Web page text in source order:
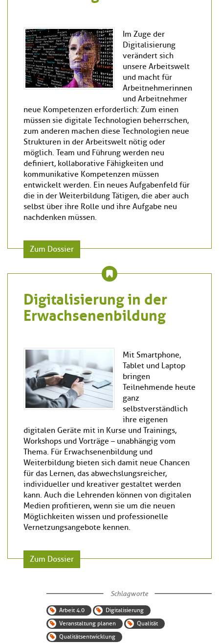
Im Zuge der
Digitalisierung
verändert sich
unsere Arbeitswelt
und macht für
Arbeitnehmerinnen
und Arbeitnehmer
neue Kompetenzen erforderlich: Zum einen
müssen sie digitale Technologien beherrschen,
zum anderen machen diese Technologien neue
Strukturen in der Arbeitswelt nötig oder
möglich. Team und Führung werden neu
definiert, kollaborative Fähigkeiten und
kommunikative Kompetenzen müssen
entwickelt werden. Ein neues Aufgabenfeld für
die in der Weiterbildung Tätigen, die aber auch
selbst über ihre Rolle und ihre Aufgabe neu
nachdenken müssen.
Zum Dossier
Digitalisierung in der
Erwachsenenbildung
Mit Smartphone,
Tablet und Laptop
bringen
Teilnehmende heute
ganz
selbstverständlich
ihre eigenen
digitalen Geräte mit in Kurse und Trainings,
Workshops und Vorträge – unabhängig vom
Thema. Für Erwachsenenbildung und
Weiterbildung bieten sich damit neue Chancen
für das Lernen, das abwechslungsreicher,
individueller und kreativer gestaltet werden
kann. Auch die Lehrenden können von digitalen
Medien profitieren, wenn sie um die neuen
Möglichkeiten wissen und professionelle
Vernetzungsangebote kennen.
Zum Dossier
Schlagworte
Arbeit 4.0
Digitalisierung
Veranstaltung planen
Qualität
Qualitätsentwicklung